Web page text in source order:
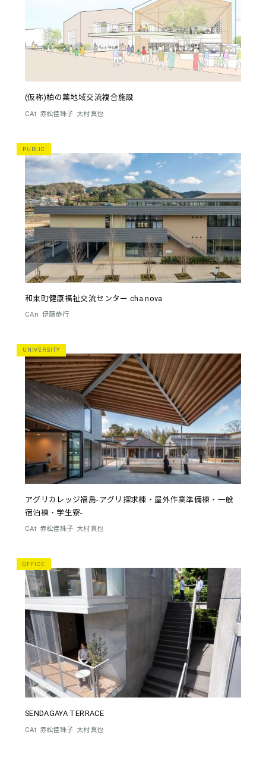
(仮称)柏の葉地域交流複合施設
CAt 赤松佳珠子 大村真也
PUBLIC
和束町健康福祉交流センター cha nova
CAn 伊藤恭行
UNIVERSITY
アグリカレッジ福島-アグリ探求棟・屋外作業準備棟・一般
宿泊棟・学生寮-
CAt 赤松佳珠子 大村真也
OFFICE
SENDAGAYA TERRACE
CAt 赤松佳珠子 大村真也